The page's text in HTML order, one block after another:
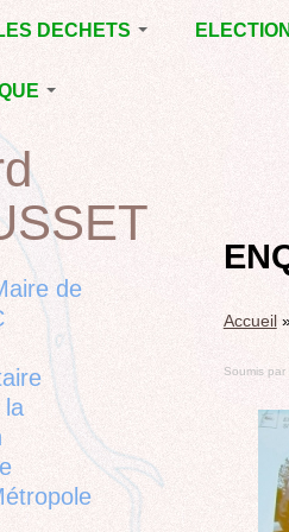
DECHETS
L'EAU,
RUBRIQUE
CHANTIER
À
to
top
Accueil
Soumis par
de
la